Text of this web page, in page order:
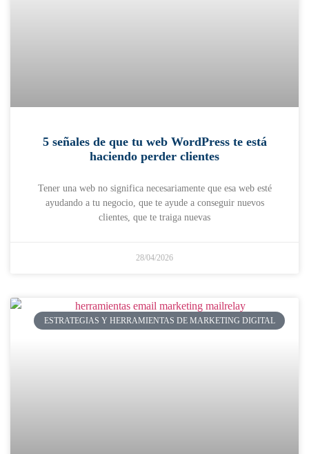
5 señales de que tu web WordPress te está
haciendo perder clientes
Tener una web no significa necesariamente que esa web esté
ayudando a tu negocio, que te ayude a conseguir nuevos
clientes, que te traiga nuevas
28/04/2026
ESTRATEGIAS Y HERRAMIENTAS DE MARKETING DIGITAL